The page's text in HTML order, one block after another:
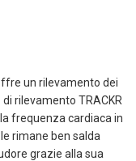
un rilevamento dei
rilevamento TRACKR
frequenza cardiaca in
rimane ben salda
grazie alla sua